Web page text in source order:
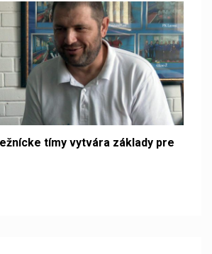
tímy vytvára základy pre